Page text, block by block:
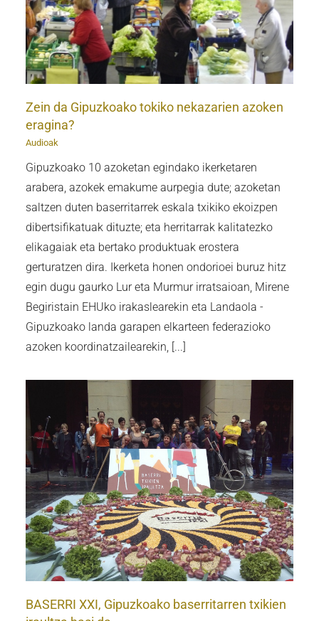
Zein da Gipuzkoako tokiko nekazarien azoken
eragina?
Audioak
Gipuzkoako 10 azoketan egindako ikerketaren
arabera, azokek emakume aurpegia dute; azoketan
saltzen duten baserritarrek eskala txikiko ekoizpen
dibertsifikatuak dituzte; eta herritarrak kalitatezko
elikagaiak eta bertako produktuak erostera
gerturatzen dira. Ikerketa honen ondorioei buruz hitz
egin dugu gaurko Lur eta Murmur irratsaioan, Mirene
Begiristain EHUko irakaslearekin eta Landaola -
Gipuzkoako landa garapen elkarteen federazioko
azoken koordinatzailearekin, [...]
BASERRI XXI, Gipuzkoako baserritarren txikien